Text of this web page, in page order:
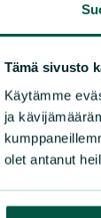
Tämä sivusto
Käytämme
ja
olet antanut